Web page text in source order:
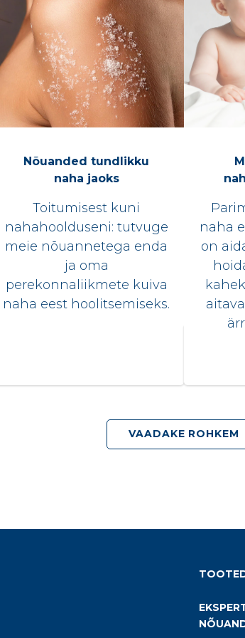
Nõuanded tundlikku
naha jaoks
Toitumisest kuni
nahahoolduseni: tutvuge
meie nõuannetega enda
ja oma
perekonnaliikmete kuiva
naha eest hoolitsemiseks.
naha
on
VAADAKE ROHKEM